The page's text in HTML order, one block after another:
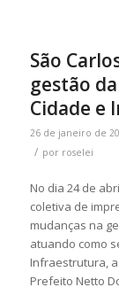
São
gestão
Cidade e
26 de janeiro de
/ por roselei
No dia 24 de
coletiva de
mudanças na
atuando como
Infraestrutura,
Prefeito Netto